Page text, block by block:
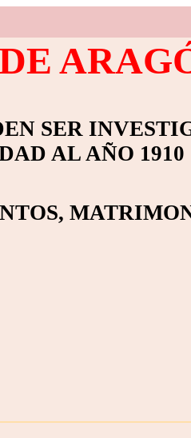
SER
AL AÑO 1910